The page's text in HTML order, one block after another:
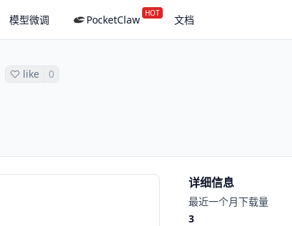
模型微调 PocketClaw HOT 文档
like 0
详细信息
最近一个月下载量
3